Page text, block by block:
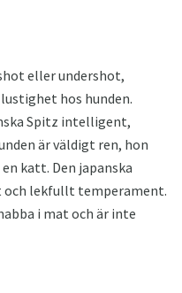
eller undershot,
hos hunden.
Spitz intelligent,
är väldigt ren, hon
katt. Den japanska
lekfullt temperament.
i mat och är inte